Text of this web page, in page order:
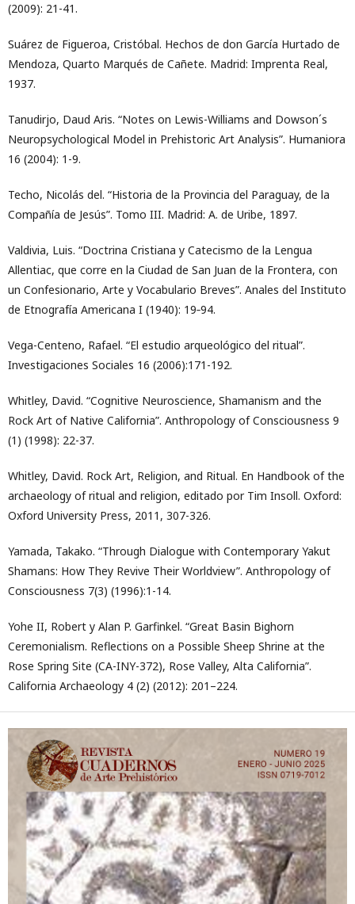
(2009): 21-41.
Suárez de Figueroa, Cristóbal. Hechos de don García Hurtado de
Mendoza, Quarto Marqués de Cañete. Madrid: Imprenta Real,
1937.
Tanudirjo, Daud Aris. “Notes on Lewis-Williams and Dowson´s
Neuropsychological Model in Prehistoric Art Analysis”. Humaniora
16 (2004): 1-9.
Techo, Nicolás del. “Historia de la Provincia del Paraguay, de la
Compañía de Jesús”. Tomo III. Madrid: A. de Uribe, 1897.
Valdivia, Luis. “Doctrina Cristiana y Catecismo de la Lengua
Allentiac, que corre en la Ciudad de San Juan de la Frontera, con
un Confesionario, Arte y Vocabulario Breves”. Anales del Instituto
de Etnografía Americana I (1940): 19‐94.
Vega-Centeno, Rafael. “El estudio arqueológico del ritual”.
Investigaciones Sociales 16 (2006):171-192.
Whitley, David. “Cognitive Neuroscience, Shamanism and the
Rock Art of Native California”. Anthropology of Consciousness 9
(1) (1998): 22-37.
Whitley, David. Rock Art, Religion, and Ritual. En Handbook of the
archaeology of ritual and religion, editado por Tim Insoll. Oxford:
Oxford University Press, 2011, 307-326.
Yamada, Takako. “Through Dialogue with Contemporary Yakut
Shamans: How They Revive Their Worldview”. Anthropology of
Consciousness 7(3) (1996):1-14.
Yohe II, Robert y Alan P. Garfinkel. “Great Basin Bighorn
Ceremonialism. Reflections on a Possible Sheep Shrine at the
Rose Spring Site (CA-INY-372), Rose Valley, Alta California”.
California Archaeology 4 (2) (2012): 201–224.